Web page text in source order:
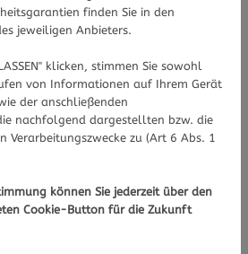
oder vor die
grauem Wetter wichtig, nach
nämlich immer noch genug
Serotonin anzukurbeln. Wem
kann darüber nachdenken, sich
Die sorgt dafür, dass
Gleichgewicht kommt und das
Stunden für Müdigkeit sorgt.
zum Augenarzt gehen, denn
finden Sie in den
jeweiligen Anbieters.
klicken, stimmen Sie sowohl
von Informationen auf Ihrem Gerät
der anschließenden
nachfolgend dargestellten bzw. die
Verarbeitungszwecke zu (Art 6 Abs. 1
können Sie jederzeit über den
Cookie-Button für die Zukunft